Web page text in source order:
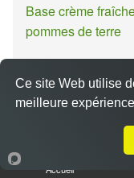
Base crème
pommes de terre
Pizza casa presto
Accueil
Ce site Web utilise
meilleure